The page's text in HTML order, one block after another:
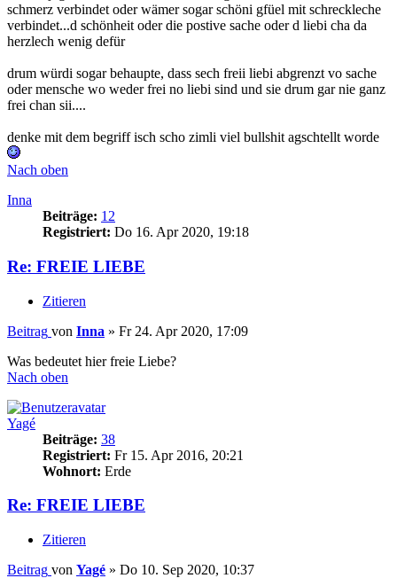
schmerz verbindet oder wämer sogar schöni gfüel mit schreckleche
verbindet...d schönheit oder die postive sache oder d liebi cha da
herzlech wenig defür
drum würdi sogar behaupte, dass sech freii liebi abgrenzt vo sache
oder mensche wo weder frei no liebi sind und sie drum gar nie ganz
frei chan sii....
denke mit dem begriff isch scho zimli viel bullshit agschtellt worde
Nach oben
Inna
Beiträge: 12
Registriert: Do 16. Apr 2020, 19:18
Re: FREIE LIEBE
Zitieren
Beitrag von Inna » Fr 24. Apr 2020, 17:09
Was bedeutet hier freie Liebe?
Nach oben
Yagé
Beiträge: 38
Registriert: Fr 15. Apr 2016, 20:21
Wohnort: Erde
Re: FREIE LIEBE
Zitieren
Beitrag von Yagé » Do 10. Sep 2020, 10:37